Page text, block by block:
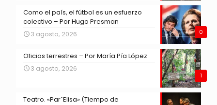
0
Como el país, el fútbol es un esfuerzo
colectivo – Por Hugo Presman
3 agosto, 2026
1
Oficios terrestres – Por María Pía López
3 agosto, 2026
Teatro. «Par´Elisa» (Tiempo de